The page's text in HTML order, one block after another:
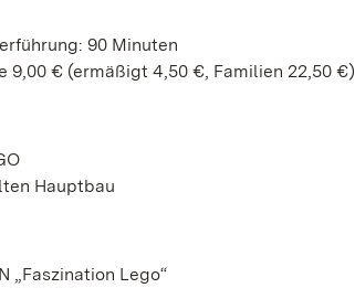
90 Minuten
9,00 € (ermäßigt 4,50 €, Familien 22,50 €)
Hauptbau
„Faszination Lego“